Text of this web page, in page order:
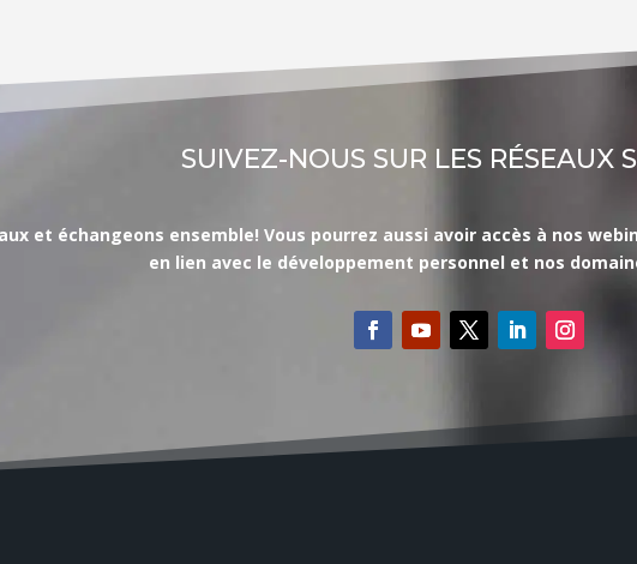
SUIVEZ-NOUS SUR LES RÉSEAUX
et échangeons ensemble! Vous pourrez aussi avoir accès à nos
en lien avec le développement personnel et nos